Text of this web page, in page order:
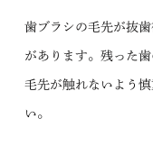
歯ブラシの毛先が抜
があります。残った
毛先が触れないよう
い。